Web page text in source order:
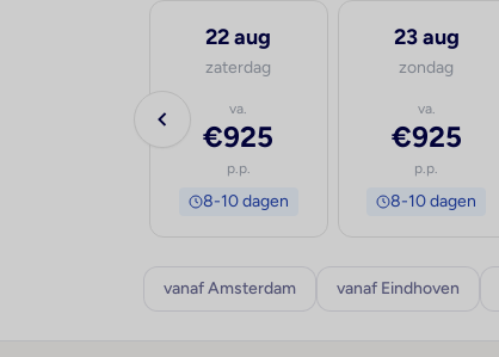
22 aug
zaterdag
va.
€925
p.p.
8-10 dagen
23 aug
zondag
va.
€925
p.p.
8-10 dagen
vanaf Amsterdam vanaf Eindhoven